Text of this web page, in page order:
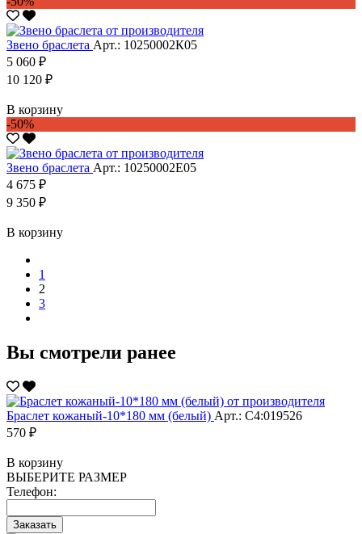
Звено браслета Арт.: 10250002К05
5 060 ₽
10 120 ₽
В корзину
-50%
Звено браслета Арт.: 10250002Е05
4 675 ₽
9 350 ₽
В корзину
1
2
3
Вы смотрели ранее
Браслет кожаный-10*180 мм (белый) Арт.: С4:019526
570 ₽
В корзину
ВЫБЕРИТЕ РАЗМЕР
Телефон:
Заказать